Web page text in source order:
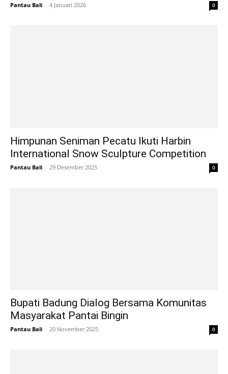
Pantau Bali - 4 Januari 2026 0
Himpunan Seniman Pecatu Ikuti Harbin
International Snow Sculpture Competition
Pantau Bali - 29 Desember 2025 0
Bupati Badung Dialog Bersama Komunitas
Masyarakat Pantai Bingin
Pantau Bali - 20 November 2025 0